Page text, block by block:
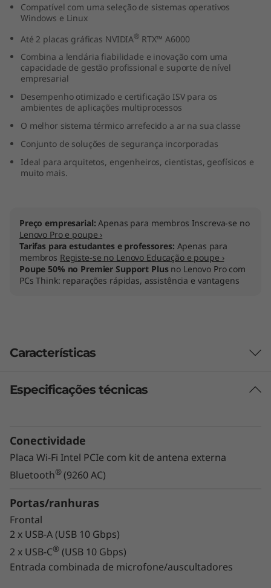
Compatível com uma seleção de sistemas operativos
Windows e Linux
Até 2 placas gráficas NVIDIA® RTX™ A6000
Combina a lendária fiabilidade e inovação com uma
capacidade de gestão profissional e suporte de nível
empresarial
Desempenho otimizado e certificação ISV para os
ambientes de aplicações multiprocessos
O melhor sistema térmico arrefecido a ar na sua classe
Conjunto de soluções de segurança incorporadas
Ideal para arquitetos, engenheiros, cientistas, geofísicos e
muito mais.
Preço empresarial:Apenas para membros Inscreva-se no
Lenovo Pro e poupe ›
Tarifas para estudantes e professores: Apenas para
membros Registe-se no Lenovo Educação e poupe ›
Poupe 50% no Premier Support Plusno Lenovo Pro com
PCs Think: reparações rápidas, assistência e vantagens
Características
Potência invencível
Especificações técnicas
Conectividade
Placa Wi-Fi Intel PCIe com kit de antena externa
Bluetooth®(9260 AC)
Portas/ranhuras
Frontal
2 x USB-A (USB 10 Gbps)
2 x USB-C® (USB 10 Gbps)
Entrada combinada de microfone/auscultadores